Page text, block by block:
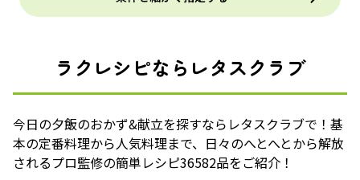
ラクレシピならレタスクラブ
今日の夕飯のおかず&献立を探すならレタスクラブで！基
本の定番料理から人気料理まで、日々のへとへとから解放
されるプロ監修の簡単レシピ36582品をご紹介！